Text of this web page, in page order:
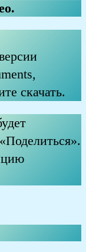
.
скачать.